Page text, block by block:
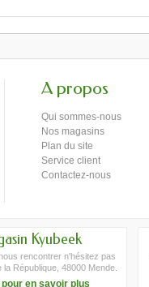
A propos
Qui sommes-nous
Nos magasins
Plan du site
Service client
Contactez-nous
Kyubeek
rencontrer n'hésitez pas
République, 48000 Mende.
en savoir plus